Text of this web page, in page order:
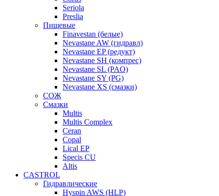
Seriola
Preslia
Пищевые
Finavestan (белые)
Nevastane AW (гидравл)
Nevastane EP (редукт)
Nevastane SH (компрес)
Nevastane SL (PAO)
Nevastane SY (PG)
Nevastane XS (смазки)
СОЖ
Смазки
Multis
Multis Complex
Ceran
Copal
Lical EP
Specis CU
Altis
CASTROL
Гидравлические
Hyspin AWS (HLP)